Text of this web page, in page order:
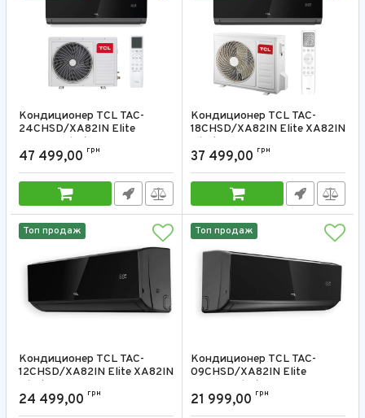
Кондиционер TCL TAC-
24CHSD/XA82IN Elite
XA82IN Black 24000 BTU
Артикул: TAC-24CHSD/XA82IN
47 499,00 грн
Кондиционер TCL TAC-
18CHSD/XA82IN Elite XA82IN
Black 18000 BTU
Артикул: TAC-18CHSD/XA82IN
37 499,00 грн
Топ продаж
Кондиционер TCL TAC-
12CHSD/XA82IN Elite XA82IN
Black 12000 BTU
Артикул: TAC-12CHSD/XA82IN
24 499,00 грн
Топ продаж
Кондиционер TCL TAC-
09CHSD/XA82IN Elite
XA82IN Black 9000 BTU
Артикул: TAC-09CHSD/XA82IN
21 999,00 грн